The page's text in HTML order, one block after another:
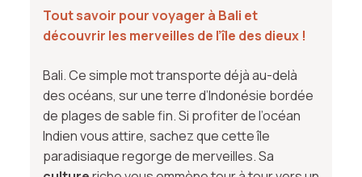
Tout savoir pour voyager à Bali et
découvrir les merveilles de l’île des dieux !
Bali. Ce simple mot transporte déjà au-delà
des océans, sur une terre d’Indonésie bordée
de plages de sable fin. Si profiter de l’océan
Indien vous attire, sachez que cette île
paradisiaque regorge de merveilles. Sa